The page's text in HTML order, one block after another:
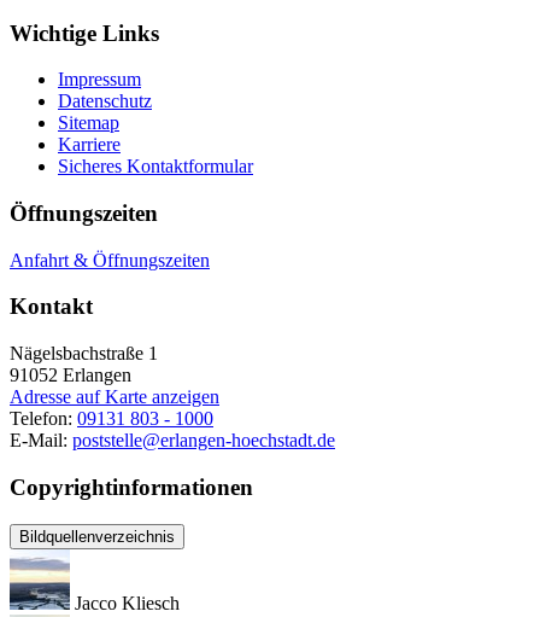
Wichtige Links
Impressum
Datenschutz
Sitemap
Karriere
Sicheres Kontaktformular
Öffnungszeiten
Anfahrt & Öffnungszeiten
Kontakt
Nägelsbachstraße 1
91052 Erlangen
Adresse auf Karte anzeigen
Telefon: 09131 803 - 1000
E-Mail: poststelle@erlangen-hoechstadt.de
Copyrightinformationen
Bildquellenverzeichnis
Jacco Kliesch